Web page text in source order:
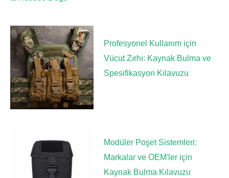
Profesyonel Kullanım için
Vücut Zırhı: Kaynak Bulma ve
Spesifikasyon Kılavuzu
Modüler Poşet Sistemleri:
Markalar ve OEM'ler için
Kaynak Bulma Kılavuzu